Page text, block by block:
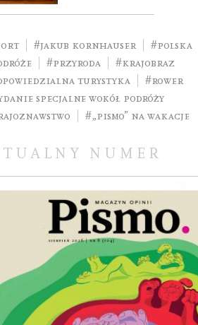
#Jakub Kornhauser
#Polska
#przyroda
#krajobraz
turystyka
#rower
specjalne Wokół podróży
#„Pismo” na wakacje
NUMER